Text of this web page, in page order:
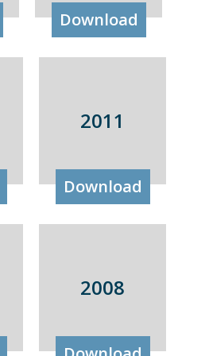
Download
2011
Download
2008